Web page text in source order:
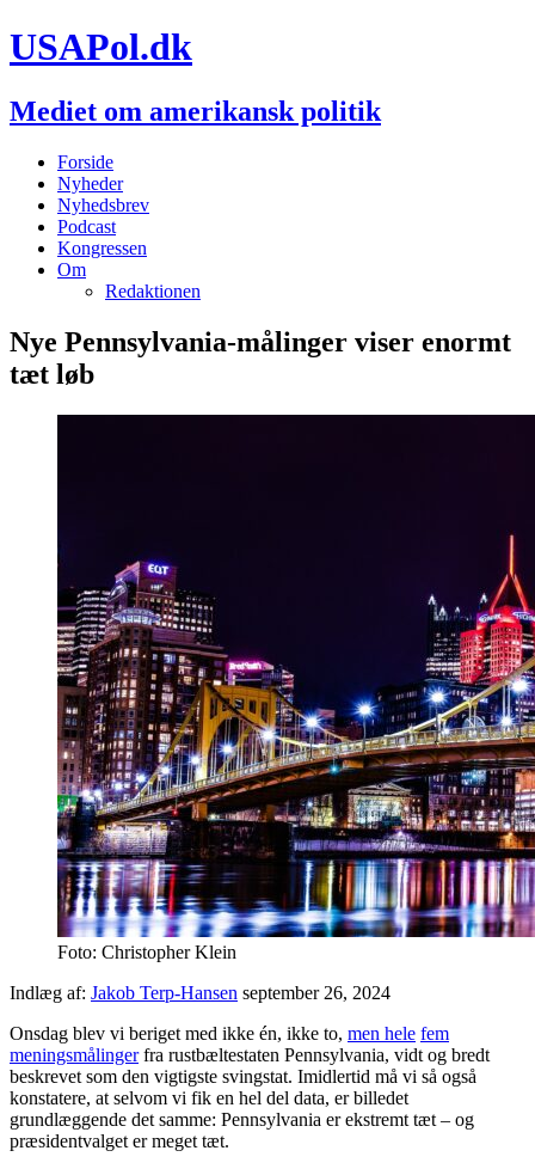
USAPol.dk
Mediet om amerikansk politik
Forside
Nyheder
Nyhedsbrev
Podcast
Kongressen
Om
Redaktionen
Nye Pennsylvania-målinger viser enormt
tæt løb
Foto: Christopher Klein
Indlæg af: Jakob Terp-Hansen september 26, 2024
Onsdag blev vi beriget med ikke én, ikke to, men hele fem
meningsmålingerfra rustbæltestaten Pennsylvania, vidt og bredt
beskrevet som den vigtigste svingstat. Imidlertid må vi så også
konstatere, at selvom vi fik en hel del data, er billedet
grundlæggende det samme: Pennsylvania er ekstremt tæt – og
præsidentvalget er meget tæt.